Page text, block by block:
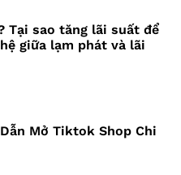
Tại sao tăng lãi suất để
giữa lạm phát và lãi
Mở Tiktok Shop Chi